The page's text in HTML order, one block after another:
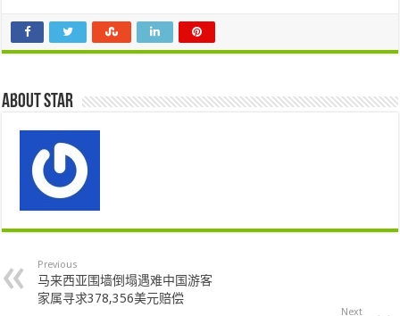
About star
Previous
马来西亚围墙倒塌遇难中国游客
家属寻求378,356美元赔偿
Next